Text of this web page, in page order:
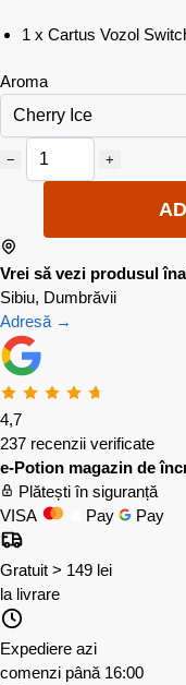
1 x Cartus Vozol
Aroma
− +
Vrei să vezi produsul
Sibiu, Dumbrăvii
Adresă →
4,7
237 recenzii verificate
e-Potion magazin de
Plătești în siguranță
VISA
Pay Pay
Gratuit > 149 lei
la livrare
Expediere azi
comenzi până 16:00